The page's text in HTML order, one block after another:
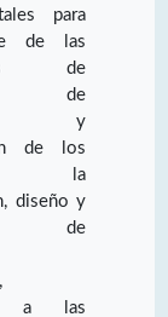
para
de las
de
de
y
de los
la
diseño y
de
a las